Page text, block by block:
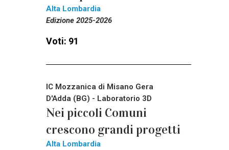
Alta Lombardia
Edizione 2025-2026
Voti: 91
IC Mozzanica di Misano Gera
D'Adda (BG) - Laboratorio 3D
Nei piccoli Comuni
crescono grandi progetti
Alta Lombardia